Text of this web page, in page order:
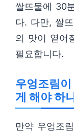
쌀뜨물에 30
다. 다만, 쌀
의 맛이 옅어
필요합니다.
우엉조림
게 해야 하
만약 우엉조